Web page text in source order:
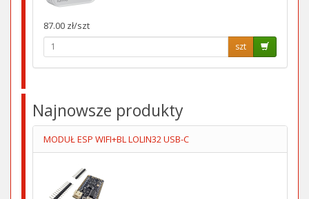
87.00 zł/szt
szt
Najnowsze produkty
MODUŁ ESP WIFI+BL LOLIN32 USB-C